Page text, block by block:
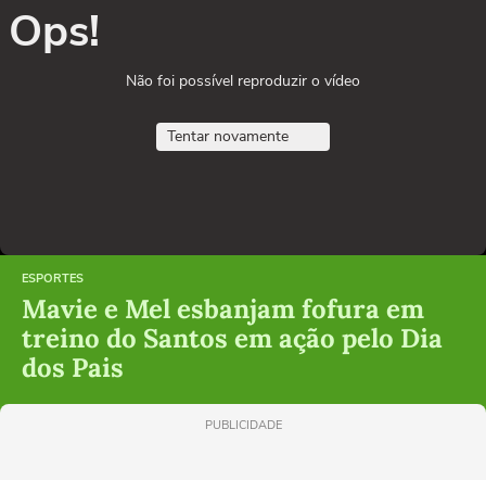
Ops!
Não foi possível reproduzir o vídeo
Tentar novamente
ESPORTES
Mavie e Mel esbanjam fofura em
treino do Santos em ação pelo Dia
dos Pais
PUBLICIDADE